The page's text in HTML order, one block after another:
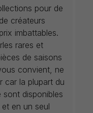
pour de
créateurs
imbattables.
rares et
de saisons
convient, ne
car la plupart du
disponibles
en un seul